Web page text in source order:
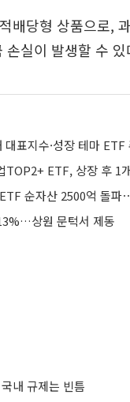
배당형 상품으로,
실이 발생할 수 있
표지수·성장 테마 ETF
TOP2+ ETF, 상장 후 1
순자산 2500억 돌
상원 문턱서 제동
내 규제는 빈틈